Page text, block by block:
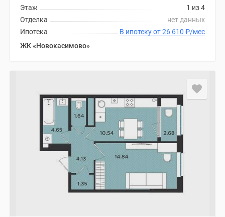
1 из 4
Этаж
нет данных
Отделка
В ипотеку от 26 610 ₽/мес
Ипотека
ЖК «Новокасимово»